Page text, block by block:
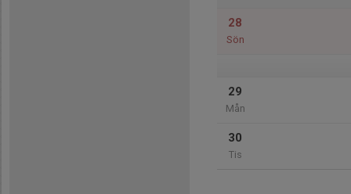
28
Sön
29
Mån
30
Tis